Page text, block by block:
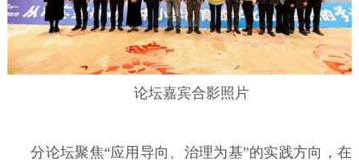
论坛嘉宾合影照片
分论坛聚焦“应用导向、治理为基”的实践方向，在